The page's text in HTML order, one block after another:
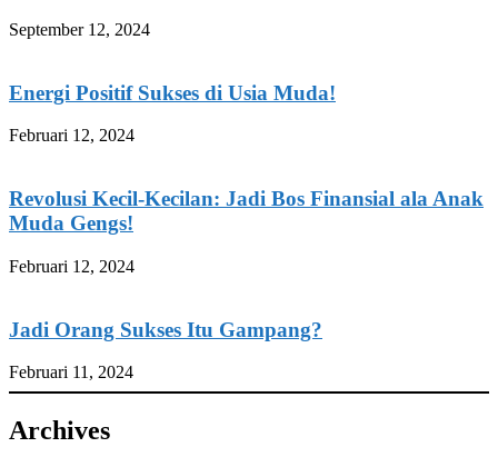
September 12, 2024
Energi Positif Sukses di Usia Muda!
Februari 12, 2024
Revolusi Kecil-Kecilan: Jadi Bos Finansial ala Anak
Muda Gengs!
Februari 12, 2024
Jadi Orang Sukses Itu Gampang?
Februari 11, 2024
Archives